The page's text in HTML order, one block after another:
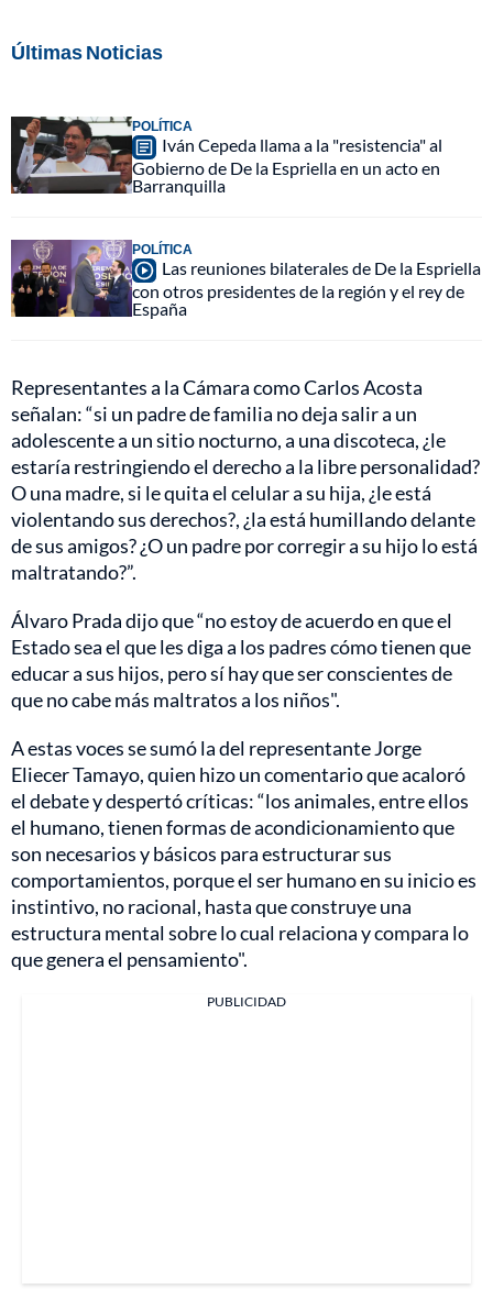
Últimas Noticias
POLÍTICA
Iván Cepeda llama a la "resistencia" al
Gobierno de De la Espriella en un acto en
Barranquilla
POLÍTICA
Las reuniones bilaterales de De la Espriella
con otros presidentes de la región y el rey de
España
Representantes a la Cámara como Carlos Acosta
señalan: “si un padre de familia no deja salir a un
adolescente a un sitio nocturno, a una discoteca, ¿le
estaría restringiendo el derecho a la libre personalidad?
O una madre, si le quita el celular a su hija, ¿le está
violentando sus derechos?, ¿la está humillando delante
de sus amigos? ¿O un padre por corregir a su hijo lo está
maltratando?”.
Álvaro Prada dijo que “no estoy de acuerdo en que el
Estado sea el que les diga a los padres cómo tienen que
educar a sus hijos, pero sí hay que ser conscientes de
que no cabe más maltratos a los niños".
A estas voces se sumó la del representante Jorge
Eliecer Tamayo, quien hizo un comentario que acaloró
el debate y despertó críticas: “los animales, entre ellos
el humano, tienen formas de acondicionamiento que
son necesarios y básicos para estructurar sus
comportamientos, porque el ser humano en su inicio es
instintivo, no racional, hasta que construye una
estructura mental sobre lo cual relaciona y compara lo
que genera el pensamiento".
PUBLICIDAD